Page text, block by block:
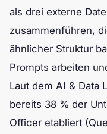
als drei externe
zusammenführen,
ähnlicher Struktur
Prompts arbeiten
Laut dem AI & Data
bereits 38 % der
Officer etabliert